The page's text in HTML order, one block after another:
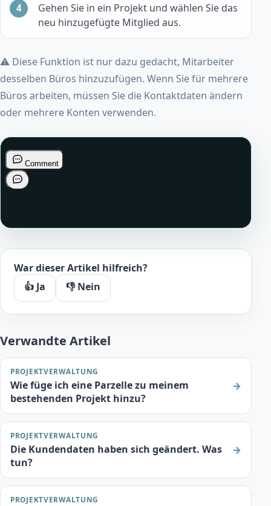
Gehen Sie in ein Projekt und wählen Sie das
neu hinzugefügte Mitglied aus.
⚠️ Diese Funktion ist nur dazu gedacht, Mitarbeiter
desselben Büros hinzuzufügen. Wenn Sie für mehrere
Büros arbeiten, müssen Sie die Kontaktdaten ändern
oder mehrere Konten verwenden.
War dieser Artikel hilfreich?
👍 Ja
👎 Nein
Verwandte Artikel
PROJEKTVERWALTUNG
Wie füge ich eine Parzelle zu meinem
bestehenden Projekt hinzu?
→
PROJEKTVERWALTUNG
Die Kundendaten haben sich geändert. Was
tun?
→
PROJEKTVERWALTUNG